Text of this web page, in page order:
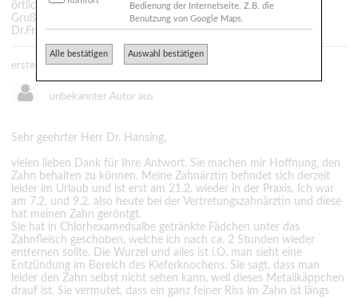
örtlicher Betäubung läuft dieser Vorgang i.d.R. schmerzfrei ab.
Gruß aus Schenefeld bei HH
Dr.Frank Hansing
erstellt: 09.02.2011 - 16:37
unbekannter Autor aus
Sehr geehrter Herr Dr. Hansing,
vielen lieben Dank für Ihre Antwort. Sie machen mir Hoffnung, den
Zahn behalten zu können. Meine Zahnärztin befindet sich derzeit
leider im Urlaub und ist erst am 21.2. wieder in der Praxis. Ich war
am 7.2. und 9.2. also heute bei der Vertretungszahnärztin und diese
hat meinen Zahn geröntgt.
Sie hat in Chlorhexamedsalbe getränkte Fädchen unter das
Zahnfleisch geschoben, welche ich nach ca. 2 Stunden wieder
entfernen sollte. Die Wurzel und alles ist i.O. man sieht eine
Entzündung im Bereich des Kieferknochens. Sie sagt, dass man
leider den Zahn selbst nicht sehen kann, weil dieses Metallkäppchen
drauf ist. Sie vermutet, dass ein ganz feiner Riss im Zahn ist längs
Bedienung der Internetseite. Z.B. die
Benutzung von Google Maps.
Alle bestätigen Auswahl bestätigen